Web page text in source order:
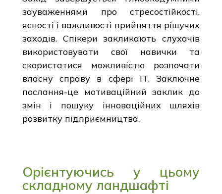
зауваженнями про стресостійкості,
ясності і важливості прийняття рішучих
заходів. Спікери закликають слухачів
використовувати свої навички та
скористатися можливістю розпочати
власну справу в сфері ІТ. Заключне
послання-це мотиваційний заклик до
змін і пошуку інноваційних шляхів
розвитку підприємництва.
Орієнтуючись у цьому
складному ландшафті